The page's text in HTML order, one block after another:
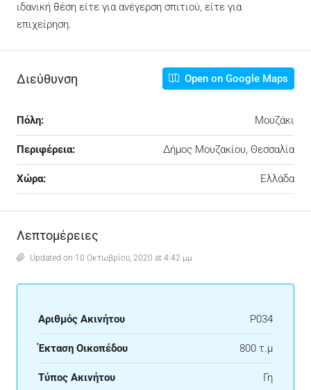
ιδανική θέση είτε για ανέγερση σπιτιού, είτε για
επιχείρηση.
Διεύθυνση Open on Google Maps
Πόλη: Μουζάκι
Περιφέρεια: Δήμος Μουζακίου, Θεσσαλία
Χώρα: Ελλάδα
Λεπτομέρειες
Updated on 10 Οκτωβρίου, 2020 at 4:42 μμ
Αριθμός Ακινήτου P034
Έκταση Οικοπέδου 800 τ.μ
Τύπος Ακινήτου Γη